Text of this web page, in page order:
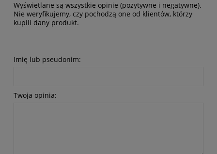
Wyświetlane są wszystkie opinie (pozytywne i negatywne).
Nie weryfikujemy, czy pochodzą one od klientów, którzy
kupili dany produkt.
Imię lub pseudonim:
Twoja opinia: